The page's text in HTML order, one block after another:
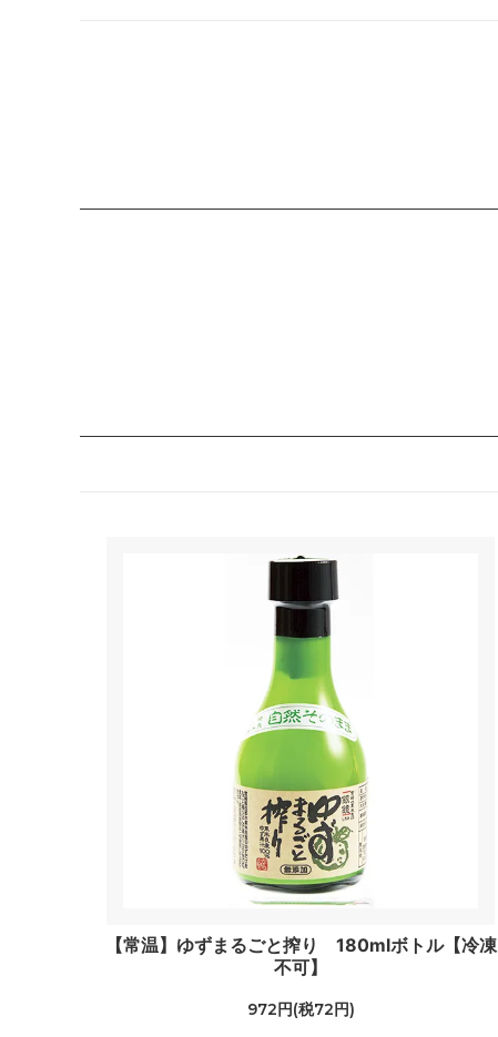
【常温】ゆずまるごと搾り 180mlボトル【冷凍
不可】
972円(税72円)